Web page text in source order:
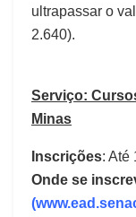
ultrapassar o
2.640).
Serviço:
Minas
Inscrições: Até
Onde se
(